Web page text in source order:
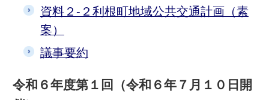
資料２-２利根町地域公共交通計画（素
案）
議事要約
令和６年度第１回（令和６年７月１０日開